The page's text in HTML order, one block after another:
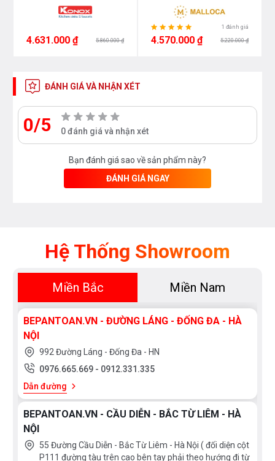
4.631.000 ₫ 5.860.000 ₫
1 đánh giá
4.570.000 ₫ 5.220.000 ₫
ĐÁNH GIÁ VÀ NHẬN XÉT
0/5 0 đánh giá và nhận xét
Bạn đánh giá sao về sản phẩm này?
ĐÁNH GIÁ NGAY
Hệ Thống Showroom
Miền Bắc Miền Nam
BEPANTOAN.VN - ĐƯỜNG LÁNG - ĐỐNG ĐA - HÀ
NỘI
992 Đường Láng - Đống Đa - HN
0976.665.669 - 0912.331.335
Dẫn đường
BEPANTOAN.VN - CẦU DIỄN - BẮC TỪ LIÊM - HÀ
NỘI
55 Đường Cầu Diễn - Bắc Từ Liêm - Hà Nội ( đối diện cột
P111 đường tàu trên cao bên tay phải theo hướng đi từ